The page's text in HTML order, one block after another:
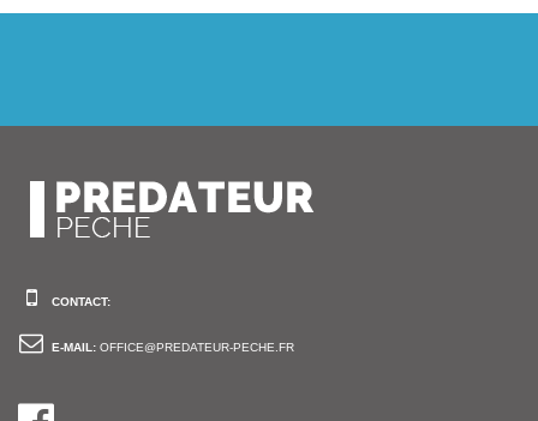
CONTACT:
E-MAIL: OFFICE@PREDATEUR-PECHE.FR